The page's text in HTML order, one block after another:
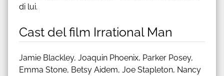
di lui.
Cast del film Irrational Man
Jamie Blackley, Joaquin Phoenix, Parker Posey,
Emma Stone, Betsy Aidem, Joe Stapleton, Nancy